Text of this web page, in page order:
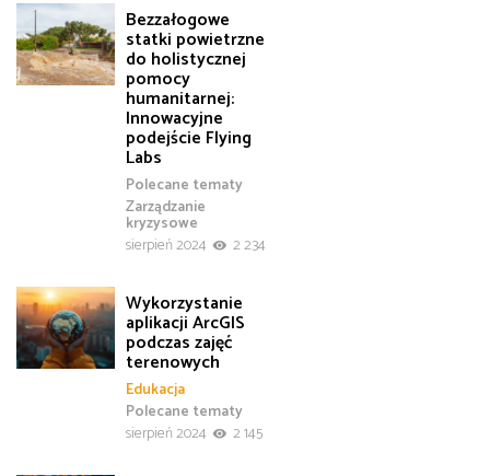
Bezzałogowe
statki powietrzne
do holistycznej
pomocy
humanitarnej:
Innowacyjne
podejście Flying
Labs
Polecane tematy
Zarządzanie
kryzysowe
sierpień 2024
2 234
Wykorzystanie
aplikacji ArcGIS
podczas zajęć
terenowych
Edukacja
Polecane tematy
sierpień 2024
2 145